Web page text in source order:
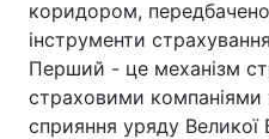
коридором,
інструменти
Перший - це механізм
страховими компаніями
сприяння уряду Великої